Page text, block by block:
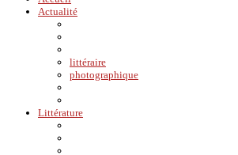
Actualité
littéraire
photographique
Littérature